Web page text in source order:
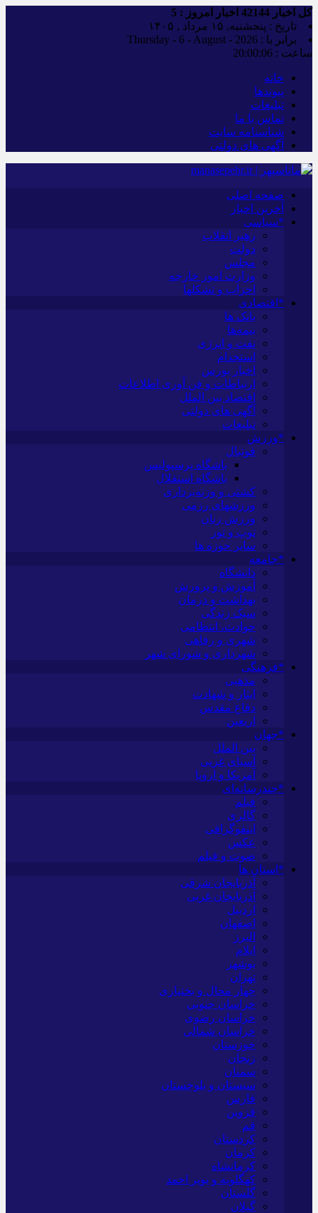
کل اخبار اخبار امروز : 5
تاریخ : پنجشنبه, ۱۵ مرداد , ۱۴۰۵
برابر با : Thursday - 6 - August - 2026
ساعت : 20:00:07
خانه
پیوندها
تبلیغات
تماس با ما
شناسنامه سایت
آگهی های دولتی
صفحه اصلی
آخرین اخبار
*سیاسی
رهبر انقلاب
دولت
مجلس
وزارت امور خارجه
احزاب و تشکلها
*اقتصادی
بانک ها
بیمه‌ها
نفت و انرژی
استخدام
اخبار بورس
ارتباطات و فن آوری اطلاعات
اقتصاد بین الملل
آگهی های دولتی
تبلیغات
*ورزش
فوتبال
باشگاه پرسپولیس
باشگاه استقلال
کشتی و وزنه‌برداری
ورزشهای رزمی
ورزش زنان
توپ و تور
سایر حوزه ها
*جامعه
دانشگاه
آموزش و پرورش
بهداشت و درمان
سبک زندگی
حوادث، انتظامی
شهری و رفاهی
شهرداری و شورای شهر
*فرهنگی
مذهبی
ایثار و شهادت
دفاع مقدس
اربعین
*جهان
بین الملل
آسیای غربی
آمریکا و اروپا
*چندرسانه‌ای
فیلم
گالری
اینفوگرافی
عکس
صوت و فیلم
*استان ها
آذربایجان شرقی
آذربایجان غربی
اردبیل
اصفهان
البرز
ایلام
بوشهر
تهران
چهار محال و بختیاری
خراسان جنوبی
خراسان رضوی
خراسان شمالی
خوزستان
زنجان
سمنان
سیستان و بلوچستان
فارس
قزوین
قم
کردستان
کرمان
کرمانشاه
کهگلویه و بویر احمد
گلستان
گیلان